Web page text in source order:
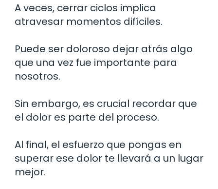
A veces, cerrar ciclos implica
atravesar momentos difíciles.
Puede ser doloroso dejar atrás algo
que una vez fue importante para
nosotros.
Sin embargo, es crucial recordar que
el dolor es parte del proceso.
Al final, el esfuerzo que pongas en
superar ese dolor te llevará a un lugar
mejor.